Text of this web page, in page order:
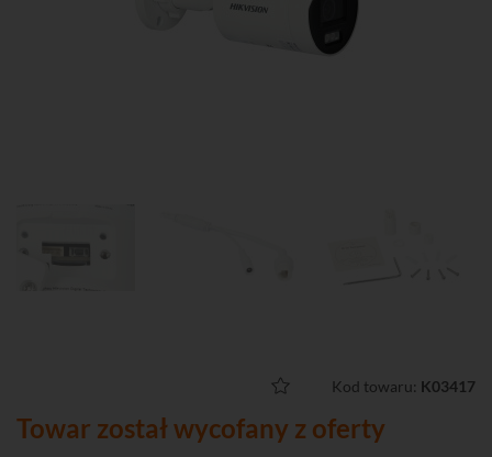
Kod towaru: K03417
Towar został wycofany z oferty